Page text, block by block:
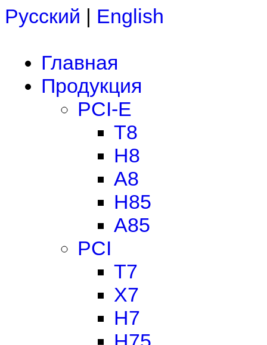
Русский | English
Главная
Продукция
PCI-E
T8
H8
A8
H85
A85
PCI
T7
X7
H7